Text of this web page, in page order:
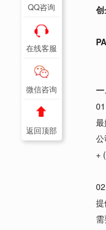
创
一
01
最
+
02
QQ咨询
在线客服
微信咨询
返回顶部